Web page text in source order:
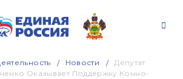
Новости
Депутат
Оказывает Поддержку Конно-